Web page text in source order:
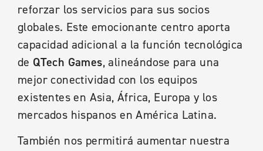
reforzar los servicios para sus socios
globales. Este emocionante centro aporta
capacidad adicional a la función tecnológica
de QTech Games, alineándose para una
mejor conectividad con los equipos
existentes en Asia, África, Europa y los
mercados hispanos en América Latina.
También nos permitirá aumentar nuestra